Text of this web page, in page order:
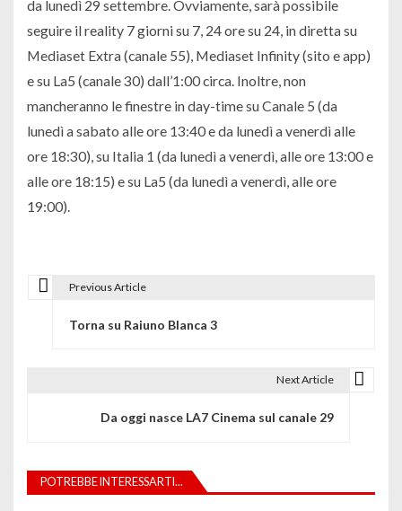
da lunedì 29 settembre. Ovviamente, sarà possibile
seguire il reality 7 giorni su 7, 24 ore su 24, in diretta su
Mediaset Extra (canale 55), Mediaset Infinity (sito e app)
e su La5 (canale 30) dall’1:00 circa. Inoltre, non
mancheranno le finestre in day-time su Canale 5 (da
lunedì a sabato alle ore 13:40 e da lunedì a venerdì alle
ore 18:30), su Italia 1 (da lunedì a venerdì, alle ore 13:00 e
alle ore 18:15) e su La5 (da lunedì a venerdì, alle ore
19:00).
a
z
Previous Article
Torna su Raiuno Blanca 3
Next Article
Da oggi nasce LA7 Cinema sul canale 29
POTREBBE INTERESSARTI...